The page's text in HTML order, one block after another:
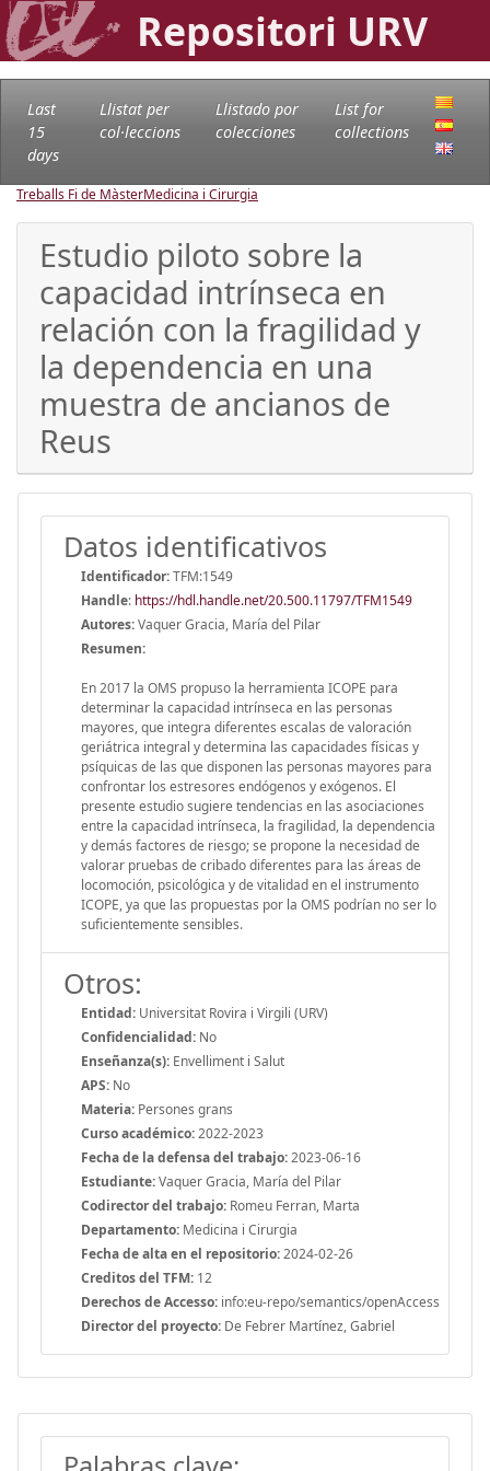
Repositori URV
Last
15
days
Llistat per
col·leccions
Llistado por
colecciones
List for
collections
Treballs Fi de MàsterMedicina i Cirurgia
Estudio piloto sobre la
capacidad intrínseca en
relación con la fragilidad y
la dependencia en una
muestra de ancianos de
Reus
Datos identificativos
Identificador:TFM:1549
Handle: https://hdl.handle.net/20.500.11797/TFM1549
Autores:Vaquer Gracia, María del Pilar
Resumen:
En 2017 la OMS propuso la herramienta ICOPE para
determinar la capacidad intrínseca en las personas
mayores, que integra diferentes escalas de valoración
geriátrica integral y determina las capacidades físicas y
psíquicas de las que disponen las personas mayores para
confrontar los estresores endógenos y exógenos. El
presente estudio sugiere tendencias en las asociaciones
entre la capacidad intrínseca, la fragilidad, la dependencia
y demás factores de riesgo; se propone la necesidad de
valorar pruebas de cribado diferentes para las áreas de
locomoción, psicológica y de vitalidad en el instrumento
ICOPE, ya que las propuestas por la OMS podrían no ser lo
suficientemente sensibles.
Otros:
Entidad: Universitat Rovira i Virgili (URV)
Confidencialidad: No
Enseñanza(s): Envelliment i Salut
APS: No
Materia: Persones grans
Curso académico:2022-2023
Fecha de la defensa del trabajo:2023-06-16
Estudiante:Vaquer Gracia, María del Pilar
Codirector del trabajo: Romeu Ferran, Marta
Departamento: Medicina i Cirurgia
Fecha de alta en el repositorio:2024-02-26
Creditos del TFM: 12
Derechos de Accesso: info:eu-repo/semantics/openAccess
Director del proyecto: De Febrer Martínez, Gabriel